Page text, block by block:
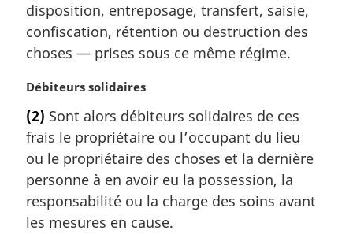
e
:
disposition, entreposage, transfert, saisie,
confiscation, rétention ou destruction des
choses — prises sous ce même régime.
N
t
e
m
r
g
i
Débiteurs solidaires
(2) Sont alors débiteurs solidaires de ces
frais le propriétaire ou l’occupant du lieu
ou le propriétaire des choses et la dernière
personne à en avoir eu la possession, la
responsabilité ou la charge des soins avant
les mesures en cause.